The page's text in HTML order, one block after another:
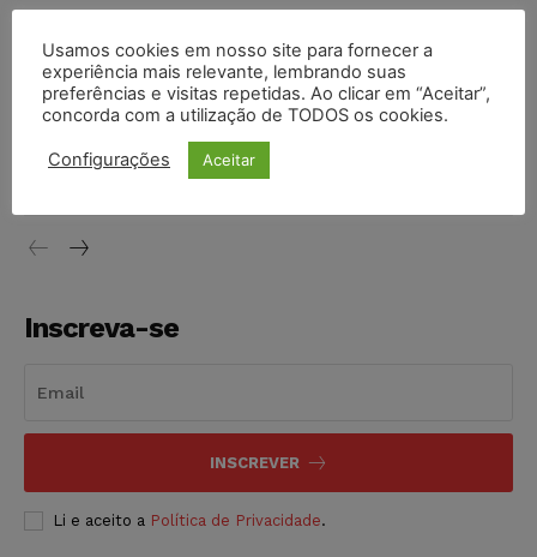
Moraes contra senador Alessandro Vieira
NOTÍCIAS 05/08/2026
Conselho Nacional de Justiça determina afastamento da
juíza Gabriela Hardt por dois anos
Inscreva-se
INSCREVER
Li e aceito a Política de Privacidade.
Usamos cookies em nosso site para fornecer a
experiência mais relevante, lembrando suas
preferências e visitas repetidas. Ao clicar em “Aceitar”,
concorda com a utilização de TODOS os cookies.
Configurações Aceitar